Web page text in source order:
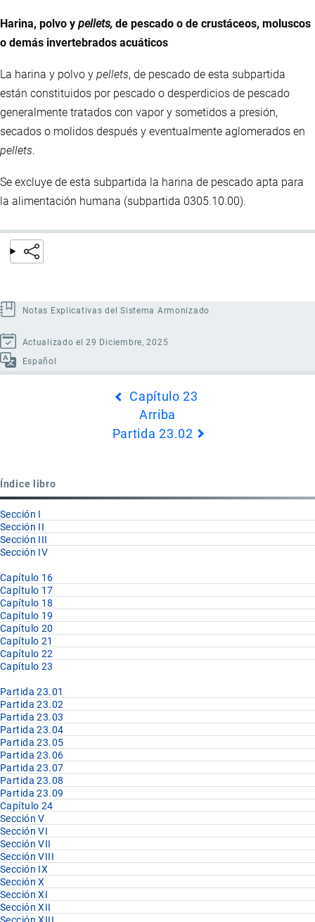
Harina, polvo y pellets, de pescado o de crustáceos, moluscos
o demás invertebrados acuáticos
La harina y polvo y pellets, de pescado de esta subpartida
están constituidos por pescado o desperdicios de pescado
generalmente tratados con vapor y sometidos a presión,
secados o molidos después y eventualmente aglomerados en
pellets.
Se excluye de esta subpartida la harina de pescado apta para
la alimentación humana (subpartida 0305.10.00).
Notas Explicativas del Sistema Armonizado
Actualizado el 29 Diciembre, 2025
Español
23.01
Capítulo 23
Arriba
Partida 23.02
Índice libro
Sección I
Sección II
Sección III
Sección IV
Capítulo 16
Capítulo 17
Capítulo 18
Capítulo 19
Capítulo 20
Capítulo 21
Capítulo 22
Capítulo 23
Partida 23.01
Partida 23.02
Partida 23.03
Partida 23.04
Partida 23.05
Partida 23.06
Partida 23.07
Partida 23.08
Partida 23.09
Capítulo 24
Sección V
Sección VI
Sección VII
Sección VIII
Sección IX
Sección X
Sección XI
Sección XII